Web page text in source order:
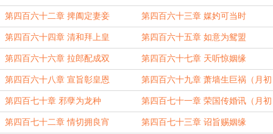
第四百六十二章 捭阖定妻妾 第四百六十三章 媒妁可当时
第四百六十四章 清和拜上皇 第四百六十五章 如意为鸳盟
第四百六十六章 拉郎配成双 第四百六十七章 天听惊姻缘
第四百六十八章 宣旨彰皇恩 第四百六十九章 萧墙生巨祸（月初
求票）
第四百七十章 邪孽为龙种 第四百七十一章 荣国传婚讯（月初
求票）
第四百七十二章 情切拥良宵 第四百七十三章 诏旨赐姻缘